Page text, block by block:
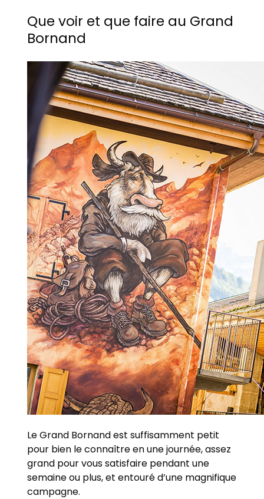
Que voir et que faire au Grand
Bornand
Le Grand Bornand est suffisamment petit
pour bien le connaître en une journée, assez
grand pour vous satisfaire pendant une
semaine ou plus, et entouré d’une magnifique
campagne.